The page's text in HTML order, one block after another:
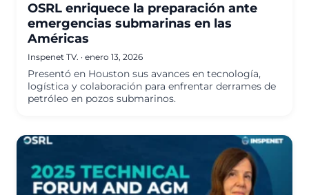
OSRL enriquece la preparación ante
emergencias submarinas en las
Américas
Inspenet TV. · enero 13, 2026
Presentó en Houston sus avances en tecnología,
logística y colaboración para enfrentar derrames de
petróleo en pozos submarinos.